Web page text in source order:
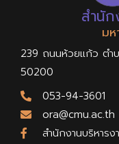
สำนัก
มห
239 ถนนห้วยแก้ว ตำบ
50200
053-94-3601
ora@cmu.ac.th
สำนักงานบริหาร